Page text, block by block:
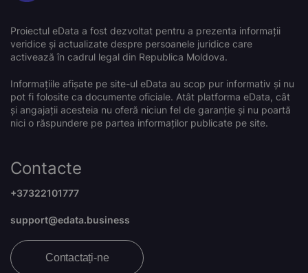
Proiectul eData a fost dezvoltat pentru a prezenta informații
veridice și actualizate despre persoanele juridice care
activează în cadrul legal din Republica Moldova.
Informațiile afișate pe site-ul eData au scop pur informativ și nu
pot fi folosite ca documente oficiale. Atât platforma eData, cât
și angajații acesteia nu oferă niciun fel de garanție și nu poartă
nici o răspundere pe partea informaților publicate pe site.
Contacte
+37322101777
support@edata.business
Contactați-ne